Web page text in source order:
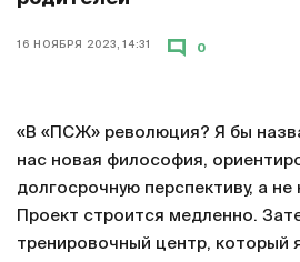
16 НОЯБРЯ 2023, 14:31 0
«В «ПСЖ» революция? Я бы
нас новая философия,
долгосрочную перспективу, а
Проект строится медленно.
тренировочный центр, который